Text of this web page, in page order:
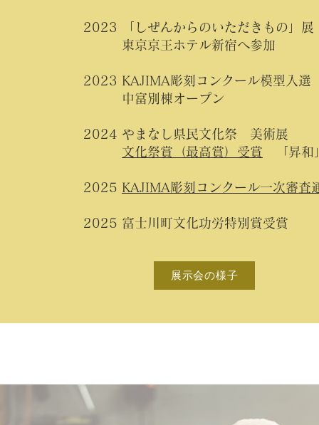
2023 「しぜんからのいただきもの」展
東京京王ホテル新宿へ参加
2023 KAJIMA彫刻コンクール模型入選
中富別棟オープン
2024 やまなし県民文化祭 美術展
文化祭賞（最高賞）受賞 「昇和
​2025 KAJIMA彫刻コンクール一次審査
2025 富士川町文化功労特別賞受賞
展示会の様子